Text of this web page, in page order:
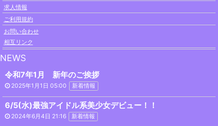
求人情報
ご利用規約
お問い合わせ
相互リンク
NEWS
令和7年1月 新年のご挨拶
2025年1月1日 05:00 新着情報
6/5(水)最強アイドル系美少女デビュー！！
2024年6月4日 21:16 新着情報